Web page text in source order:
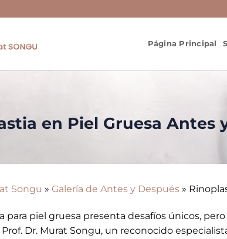
Página Principal
en Piel Gruesa Antes
Songu » Galería de Antes y Después »
para piel gruesa presenta desafíos únicos,
Prof. Dr. Murat Songu, un reconocido